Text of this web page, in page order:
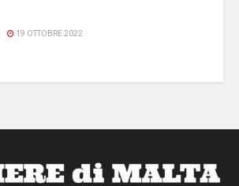
19 OTTOBRE 2022